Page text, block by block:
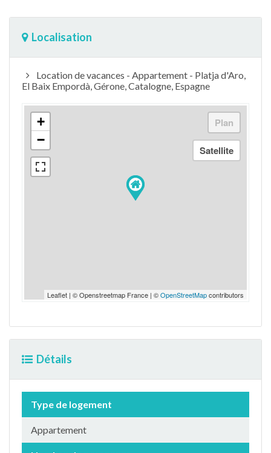
Localisation
Location de vacances - Appartement - Platja d'Aro,
El Baix Empordà, Gérone, Catalogne, Espagne
+
−
Leaflet | © Openstreetmap France | ©OpenStreetMapcontributors
Détails
Type de logement
Appartement